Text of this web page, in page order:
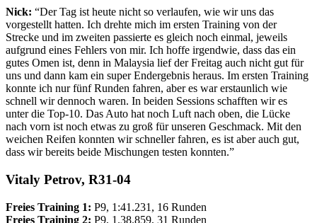
Nick: “Der Tag ist heute nicht so verlaufen, wie wir uns das
vorgestellt hatten. Ich drehte mich im ersten Training von der
Strecke und im zweiten passierte es gleich noch einmal, jeweils
aufgrund eines Fehlers von mir. Ich hoffe irgendwie, dass das ein
gutes Omen ist, denn in Malaysia lief der Freitag auch nicht gut für
uns und dann kam ein super Endergebnis heraus. Im ersten Training
konnte ich nur fünf Runden fahren, aber es war erstaunlich wie
schnell wir dennoch waren. In beiden Sessions schafften wir es
unter die Top-10. Das Auto hat noch Luft nach oben, die Lücke
nach vorn ist noch etwas zu groß für unseren Geschmack. Mit den
weichen Reifen konnten wir schneller fahren, es ist aber auch gut,
dass wir bereits beide Mischungen testen konnten.”
Vitaly Petrov, R31-04
Freies Training 1: P9, 1:41.231, 16 Runden
Freies Training 2: P9, 1.38.859, 31 Runden